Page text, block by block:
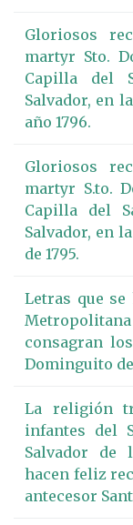
Gloriosos
martyr Sto.
Capilla del
Salvador, en
año 1796.
Gloriosos
martyr S.to.
Capilla del
Salvador, en
de 1795.
Letras que
consagran
Dominguito de
La religión
infantes del
Salvador de
hacen feliz
antecesor